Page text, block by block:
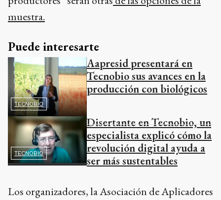
muestra.
Puede interesarte
TECNOBIO
Aapresid presentará en
Tecnobio sus avances en la
producción con biológicos
TECNOBIO
Disertante en Tecnobio, un
especialista explicó cómo la
revolución digital ayuda a
ser más sustentables
Los organizadores, la Asociación de Aplicadores